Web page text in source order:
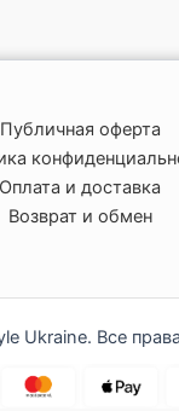
Публичная оферта
Оплата и доставка
Возврат и обмен
Ukraine. Все